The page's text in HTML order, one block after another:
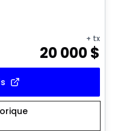
+ tx
20 000$